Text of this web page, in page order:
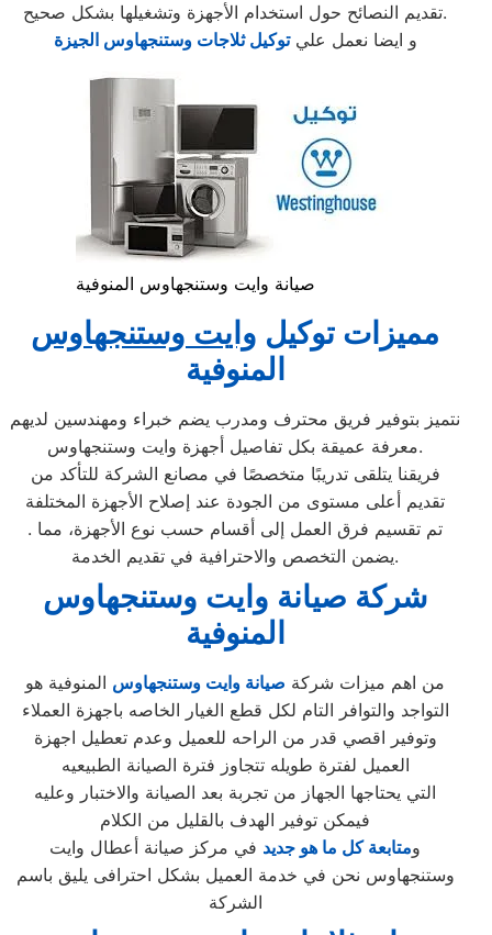
تقديم النصائح حول استخدام الأجهزة وتشغيلها بشكل صحيح.
و ايضا نعمل عليتوكيل ثلاجات وستنجهاوس الجيزة
صيانة وايت وستنجهاوس المنوفية
مميزات توكيل وايت وستنجهاوس
المنوفية
نتميز بتوفير فريق محترف ومدرب يضم خبراء ومهندسين لديهم
معرفة عميقة بكل تفاصيل أجهزة وايت وستنجهاوس.
فريقنا يتلقى تدريبًا متخصصًا في مصانع الشركة للتأكد من
تقديم أعلى مستوى من الجودة عند إصلاح الأجهزة المختلفة
. تم تقسيم فرق العمل إلى أقسام حسب نوع الأجهزة، مما
يضمن التخصص والاحترافية في تقديم الخدمة.
شركة صيانة وايت وستنجهاوس
المنوفية
من اهم ميزات شركة صيانة وايت وستنجهاوس المنوفية هو
التواجد والتوافر التام لكل قطع الغيار الخاصه باجهزة العملاء
وتوفير اقصي قدر من الراحه للعميل وعدم تعطيل اجهزة
العميل لفترة طويله تتجاوز فترة الصيانة الطبيعيه
التي يحتاجها الجهاز من تجربة بعد الصيانة والاختبار وعليه
فيمكن توفير الهدف بالقليل من الكلام
ومتابعة كل ما هو جديد في مركز صيانة أعطال وايت
وستنجهاوس نحن في خدمة العميل بشكل احترافى يليق باسم
الشركة